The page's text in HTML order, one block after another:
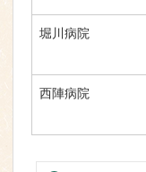
堀川病院
西陣病院